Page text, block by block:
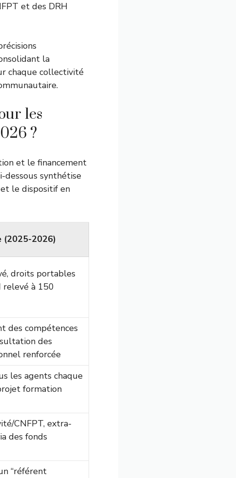
et des DRH
la
chaque collectivité
les
?
et le financement
dessous synthétise
le dispositif en
(2025-2026)
droits portables
à 150
des compétences
des
renforcée
les agents chaque
formation
CNFPT, extra-
des fonds
“référent